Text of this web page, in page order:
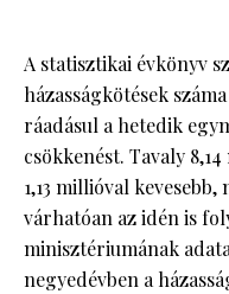
A statisztikai évkönyv
házasságkötések
ráadásul a hetedik
csökkenést. Tavaly
1,13 millióval
várhatóan az idén is
minisztériumának
negyedévben a